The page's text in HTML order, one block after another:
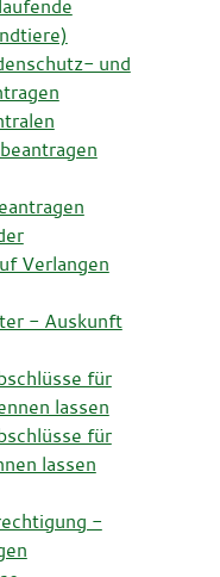
und
Verlangen
- Auskunft
für
lassen
für
lassen
-